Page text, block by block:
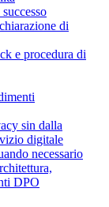
di
e procedura di
sin dalla
digitale
necessario
DPO